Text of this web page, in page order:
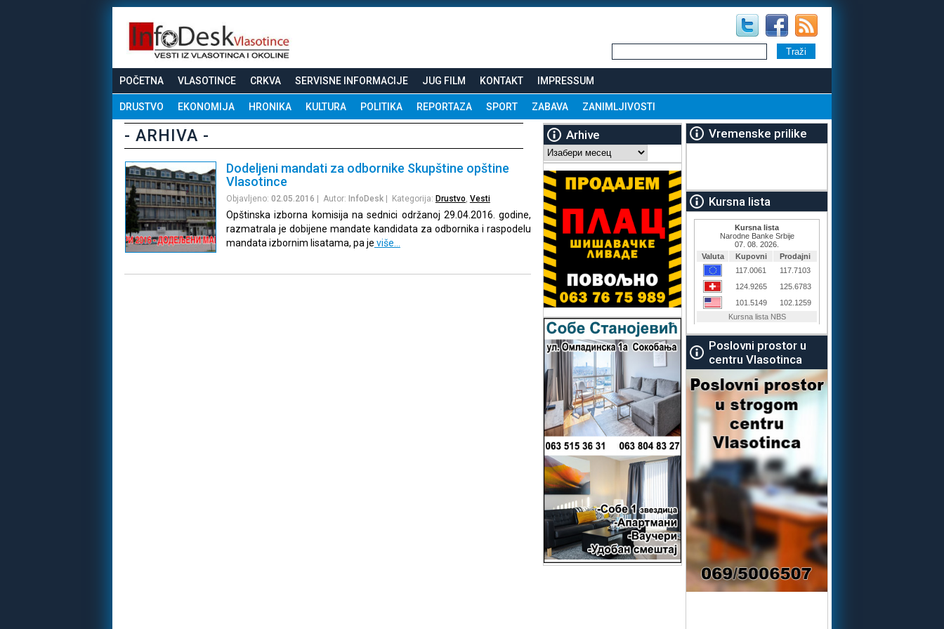
POČETNA VLASOTINCE CRKVA SERVISNE INFORMACIJE JUG FILM KONTAKT IMPRESSUM
DRUSTVO EKONOMIJA HRONIKA KULTURA POLITIKA REPORTAZA SPORT ZABAVA ZANIMLJIVOSTI
- ARHIVA -
Dodeljeni mandati za odbornike Skupštine opštine
Vlasotince
Objavljeno: 02.05.2016 | Autor: InfoDesk| Kategorija: Drustvo Vesti
Opštinska izborna komisija na sednici održanoj 29.04.2016. godine,
razmatrala je dobijene mandate kandidata za odbornika i raspodelu
mandata izbornim lisatama, pa je više…
Arhive
Arhive
Vremenske prilike
Kursna lista
Poslovni prostor u
centru Vlasotinca